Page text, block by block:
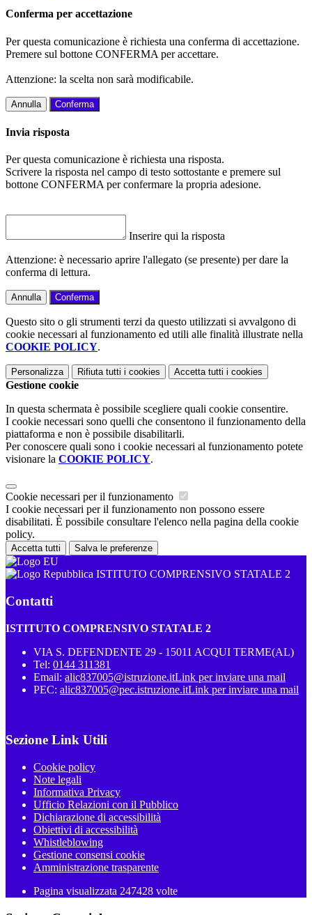
Conferma per accettazione
Per questa comunicazione è richiesta una conferma di accettazione.
Premere sul bottone CONFERMA per accettare.
Attenzione: la scelta non sarà modificabile.
Annulla Conferma
Invia risposta
Per questa comunicazione è richiesta una risposta.
Scrivere la risposta nel campo di testo sottostante e premere sul
bottone CONFERMA per confermare la propria adesione.
Inserire qui la risposta
Attenzione: è necessario aprire l'allegato (se presente) per dare la
conferma di lettura.
Annulla Conferma
Questo sito o gli strumenti terzi da questo utilizzati si avvalgono di
cookie necessari al funzionamento ed utili alle finalità illustrate nella
COOKIE POLICY.
Personalizza Rifiuta tutti i cookies Accetta tutti i cookies
Gestione cookie
In questa schermata è possibile scegliere quali cookie consentire.
I cookie necessari sono quelli che consentono il funzionamento della
piattaforma e non è possibile disabilitarli.
Per conoscere quali sono i cookie necessari al funzionamento potete
visionare la COOKIE POLICY.
Cookie necessari per il funzionamento
I cookie necessari per il funzionamento non possono essere
disabilitati. È possibile consultare l'elenco nella pagina della cookie
policy.
Accetta tutti Salva le preferenze
ISTITUTO COMPRENSIVO STATALE 2
Contatti
ISTITUTO COMPRENSIVO STATALE 2
VIA S. DEFENDENTE 29 - 15011 ACQUI TERME(AL)
Tel: 0144 311381
Email: alic837005@istruzione.itLink per inviare una mail
PEC: alic837005@pec.istruzione.itLink per inviare una mail
Sezione Link Utili
Cookie policy
Note legali
Informativa Privacy
Ufficio Relazioni con il Pubblico
Dichiarazione di accessibilità
Obiettivi di accessibilità
Whistleblowing
Gestione consensi cookie
Amministrazione trasparente
Pagina visualizzata 247428 volte